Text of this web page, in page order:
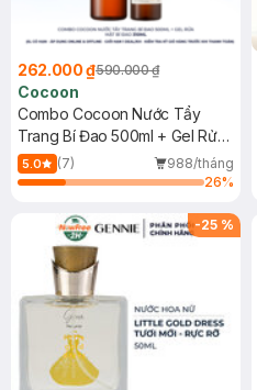
262.000 ₫590.000 ₫
Cocoon
Combo Cocoon Nước Tẩy
Trang Bí Đao 500ml + Gel Rửa
Mặt Bí Đao 310ml
5.0 (7)
988/tháng
26%
-25 %